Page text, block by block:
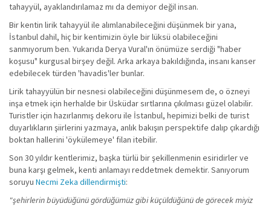
tahayyül, ayaklandırılamaz mı da demiyor değil insan.
Bir kentin lirik tahayyül ile alımlanabileceğini düşünmek bir yana,
İstanbul dahil, hiç bir kentimizin öyle bir lüksü olabileceğini
sanmıyorum ben. Yukarıda Derya Vural'ın önümüze serdiği "haber
koşusu" kurgusal birşey değil. Arka arkaya bakıldığında, insanı kanser
edebilecek türden 'havadis'ler bunlar.
Lirik tahayyülün bir nesnesi olabileceğini düşünmesem de, o özneyi
inşa etmek için herhalde bir Üsküdar sırtlarına çıkılması güzel olabilir.
Turistler için hazırlanmış dekoru ile İstanbul, hepimizi belki de turist
duyarlıkların şiirlerini yazmaya, anlık bakışın perspektife dalıp çıkardığı
boktan hallerini 'öykülemeye' filan itebilir.
Son 30 yıldır kentlerimiz, başka türlü bir şekillenmenin esiridirler ve
buna karşı gelmek, kenti anlamayı reddetmek demektir. Sanıyorum
soruyu Necmi Zeka dillendirmişti:
"şehirlerin büyüdüğünü gördüğümüz gibi küçüldüğünü de görecek miyiz